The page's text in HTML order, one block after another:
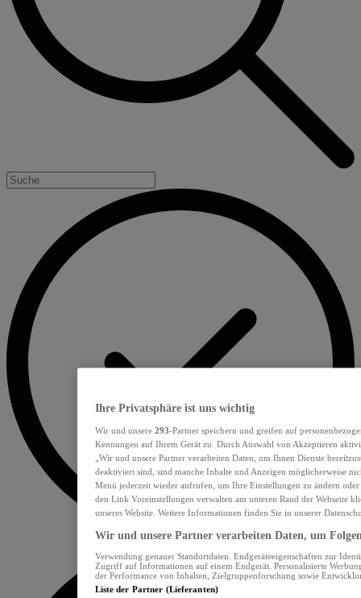
Ihre Privatsphäre ist uns wichtig
Wir und unsere 293-Partner speichern und greifen auf
Kennungen auf Ihrem Gerät zu. Durch Auswahl von Akzeptieren
„Wir und unsere Partner verarbeiten Daten, um Ihnen Dienste
deaktiviert sind, sind manche Inhalte und Anzeigen möglicherweise
Menü jederzeit wieder aufrufen, um Ihre Einstellungen zu ändern
den Link Voreinstellungen verwalten am unteren Rand der Webseite
unseres Website. Weitere Informationen finden Sie in unserer
Wir und unsere Partner verarbeiten Daten, um
Verwendung genauer Standortdaten. Endgeräteeigenschaften zur
Zugriff auf Informationen auf einem Endgerät. Personalisierte
der Performance von Inhalten, Zielgruppenforschung sowie
Liste der Partner (Lieferanten)